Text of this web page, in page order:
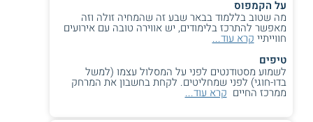
ציון משקולל של תעודת הבגרות וציון בחינת הפסיכומטרי שצריך
להיות 600 לפחות.
הסטודנטים אשר מסיימים את כל המטלות הנדרשות מקבלים
תואר B.Sc במדעי החיים מטעם אוניברסיטת בן-גוריון.
על הקמפוס
מה שטוב בללמוד בבאר שבע זה שהמחיה זולה וזה
מאפשר להתרכז בלימודים, יש אווירה טובה עם אירועים
חווייתיי קרא עוד...
טיפים
לשמוע מסטודנטים לפני על המסלול עצמו (למשל
בדו-חוגי) לפני שמחליטים. לקחת בחשבון את המרחק
ממרכז החיים קרא עוד...